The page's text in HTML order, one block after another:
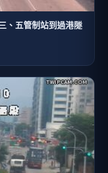
、五管制站到過港隧